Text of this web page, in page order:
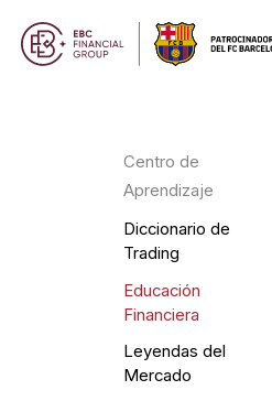
Centro de
Aprendizaje
Diccionario de
Trading
Educación
Financiera
Leyendas del
Mercado